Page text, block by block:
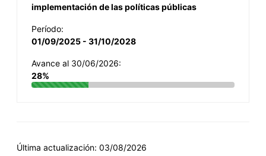
implementación de las políticas públicas
Período:
01/09/2025 - 31/10/2028
Avance al 30/06/2026:
28%
Última actualización: 03/08/2026